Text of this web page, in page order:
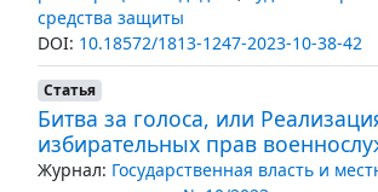
средства защиты
DOI: 10.18572/1813-1247-2023-10-38-42
Статья
Битва за голоса, или
избирательных прав
Журнал: Государственная власть и